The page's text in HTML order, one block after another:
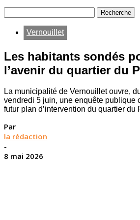
Vernouillet
Les habitants sondés
l’avenir du quartier du
La municipalité de Vernouillet ouvre,
vendredi 5 juin, une enquête publique
futur plan d’intervention du quartier du
Par
la rédaction
-
8 mai 2026